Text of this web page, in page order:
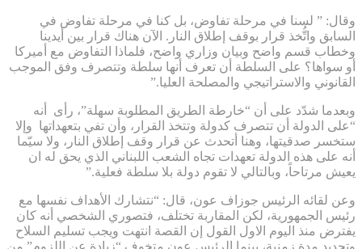
وقال: ” لسنا في مرحلة تفاوض، بل كنا في مرحلة تفاوض في
السابق واتُّخذ قرار بوقف إطلاق النار. الآن هناك قرار بين أيدينا
وخطاب قسم واضح وبيان وزاري واضح، فلماذا التفاوض مع أميركا
أو سواها؟ على السلطة أن تعرف أنها سلطة وتتصرف وفق الموجب
القانوني والاستراتيجي والمصلحة العليا.”
وبعدما شدّد على أن “خارطة الطريق المطلوبة سهلة”، رأى أنه
“على الدولة أن تتصرف كدولة وتتخذ القرار، وأن تفي بتعهداتها وإلا
ستخسر صدقيتها، وهنا أتحدث عن قرار وقف إطلاق النار، ولا سيّما
أنه على هذه الدولة تعهدات تجاه الشعب اللبناني الذي يحق له ان
يعيش مرتاحاً، وبالتالي لا تقوم دولة بلا سلطة فعلية.”
وعن لقائه الرئيس جوزاف عون، قال: “نتشارك الأهداف نفسها مع
رئيس الجمهورية، لكن المقاربة تختلف، فتصوري الشخصي أنه كان
يفترض منذ اليوم الاول القول إن القصة انتهت ويجب تسليم السلاح
وتحديد مدة زمنية، بينما الرئيس عون متخوف “زيادة عن اللزوم” من